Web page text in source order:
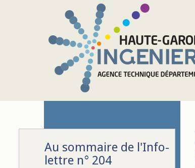
Au sommaire de l'Info-
lettre n° 204